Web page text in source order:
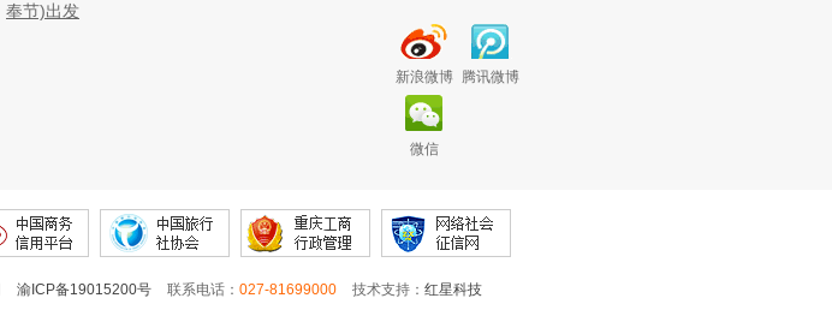
奉节)出发
新浪微博 腾讯微博
微信
渝ICP备19015200号 联系电话： 027-81699000 技术支持： 红星科技